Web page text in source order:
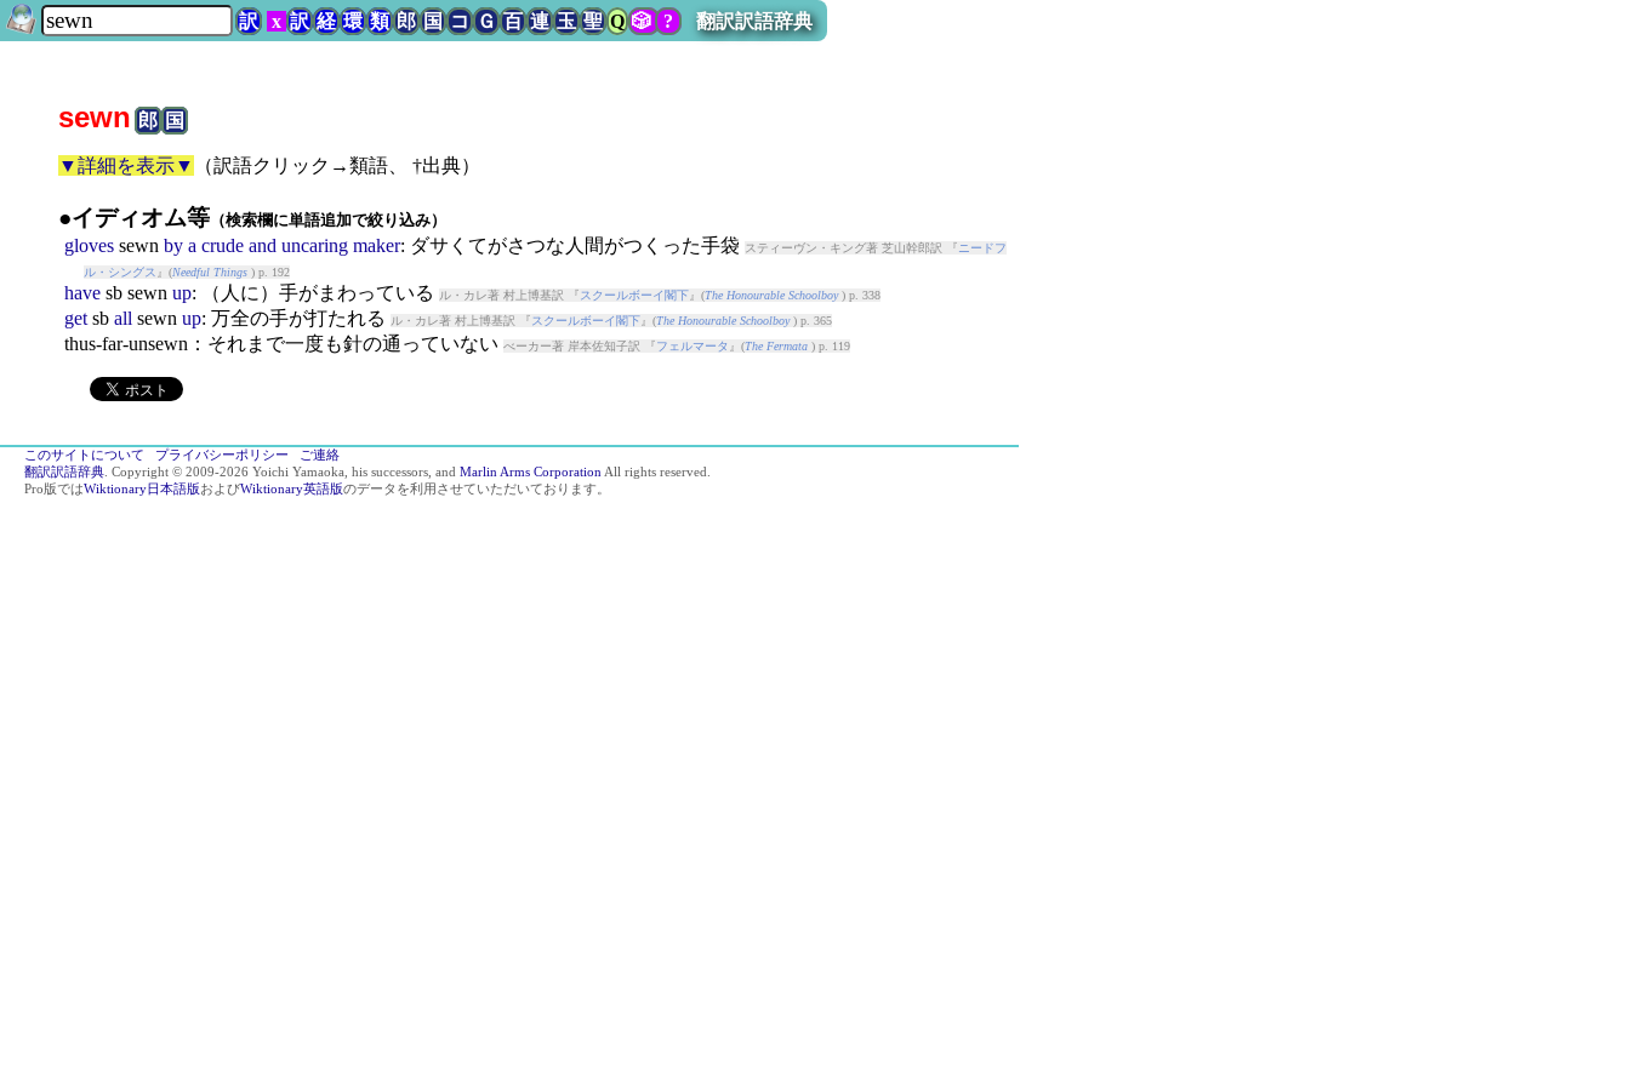
訳 x 訳 経 環 類 郎 国 コ Ｇ 百 連 玉 聖 Q 🎲? 翻訳訳語辞典
sewn郎 国
▼詳細を表示▼ （訳語クリック→類語、 †出典）
●イディオム等 （検索欄に単語追加で絞り込み）
gloves sewn by a crude and uncaring maker: ダサくてがさつな人間がつくった手袋 スティーヴン・キング著 芝山幹郎訳 『 ニードフ
ル・シングス 』(Needful Things) p. 192
havesb sewn up: （人に）手がまわっている ル・カレ著 村上博基訳 『スクールボーイ閣下』(The Honourable Schoolboy) p. 338
getsb all sewn up: 万全の手が打たれる ル・カレ著 村上博基訳 『スクールボーイ閣下』(The Honourable Schoolboy) p. 365
thus-far-unsewn：それまで一度も針の通っていない べーカー著 岸本佐知子訳 『フェルマータ 』(The Fermata) p. 119
このサイトについて プライバシーポリシー
ご連絡
翻訳訳語辞典 . Copyright © 2009-2026 Yoichi Yamaoka, his successors, and Marlin Arms Corporation All rights reserved.
Pro版ではWiktionary日本語版およびWiktionary英語版のデータを利用させていただいております。